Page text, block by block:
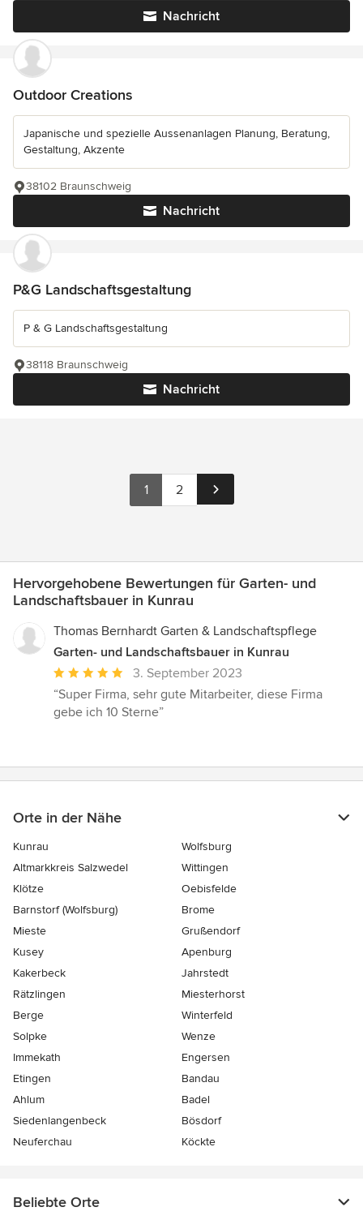
Nachricht
Outdoor Creations
Japanische und spezielle Aussenanlagen Planung, Beratung,
Gestaltung, Akzente
Nachricht
38102 Braunschweig
P&G Landschaftsgestaltung
P & G Landschaftsgestaltung
Nachricht
38118 Braunschweig
1 2
Hervorgehobene Bewertungen für Garten- und
Landschaftsbauer in Kunrau
Thomas Bernhardt Garten & Landschaftspflege
Garten- und Landschaftsbauer in Kunrau
Durchschnittliche
Bewertung:
5
3. September 2023
“Super Firma, sehr gute Mitarbeiter, diese Firma
gebe ich 10 Sterne”
Orte in der Nähe
Kunrau
Wolfsburg
Altmarkkreis Salzwedel
Wittingen
Klötze
Oebisfelde
Barnstorf (Wolfsburg)
Brome
Mieste
Grußendorf
Kusey
Apenburg
Kakerbeck
Jahrstedt
Rätzlingen
Miesterhorst
Berge
Winterfeld
Solpke
Wenze
Immekath
Engersen
Etingen
Bandau
Ahlum
Badel
Siedenlangenbeck
Bösdorf
Neuferchau
Köckte
Beliebte Orte